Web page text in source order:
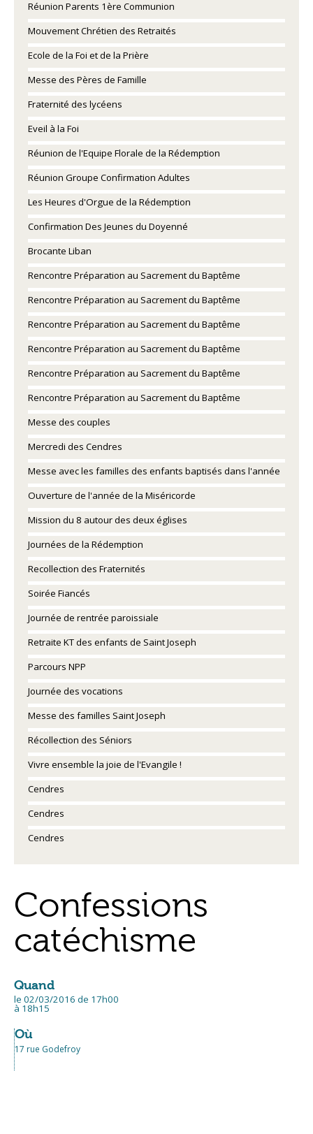
Réunion Parents 1ère Communion
Mouvement Chrétien des Retraités
Ecole de la Foi et de la Prière
Messe des Pères de Famille
Fraternité des lycéens
Eveil à la Foi
Réunion de l'Equipe Florale de la Rédemption
Réunion Groupe Confirmation Adultes
Les Heures d'Orgue de la Rédemption
Confirmation Des Jeunes du Doyenné
Brocante Liban
Rencontre Préparation au Sacrement du Baptême
Rencontre Préparation au Sacrement du Baptême
Rencontre Préparation au Sacrement du Baptême
Rencontre Préparation au Sacrement du Baptême
Rencontre Préparation au Sacrement du Baptême
Rencontre Préparation au Sacrement du Baptême
Messe des couples
Mercredi des Cendres
Messe avec les familles des enfants baptisés dans l'année
Ouverture de l'année de la Miséricorde
Mission du 8 autour des deux églises
Journées de la Rédemption
Recollection des Fraternités
Soirée Fiancés
Journée de rentrée paroissiale
Retraite KT des enfants de Saint Joseph
Parcours NPP
Journée des vocations
Messe des familles Saint Joseph
Récollection des Séniors
Vivre ensemble la joie de l'Evangile !
Cendres
Cendres
Cendres
Confessions
catéchisme
Quand
le 02/03/2016 de 17h00
à 18h15
Où
17 rue Godefroy